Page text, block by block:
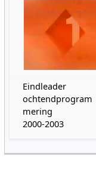
Eindleader
ochtendprogram
mering
2000-2003